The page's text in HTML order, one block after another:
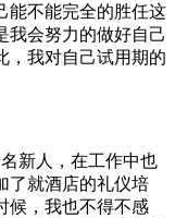
能不能完全的胜任这
我会努力的做好自己
，我对自己试用期的
新人，在工作中也
了就酒店的礼仪培
候，我也不得不感